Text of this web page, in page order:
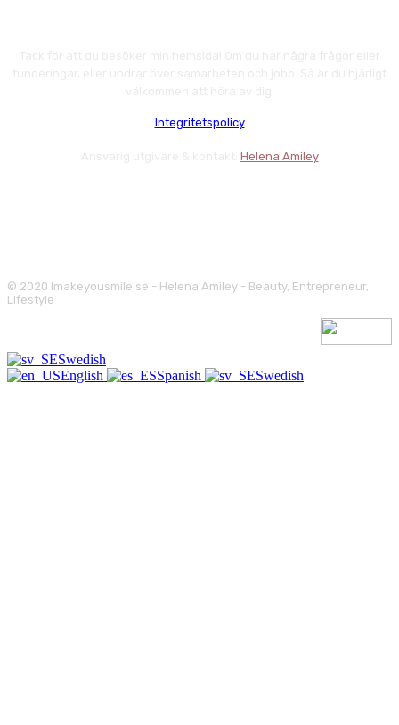
Integritetspolicy
Helena Amiley
© 2020 Imakeyousmile.se - Helena Amiley - Beauty, Entrepreneur,
Lifestyle
Swedish
English
Spanish Swedish